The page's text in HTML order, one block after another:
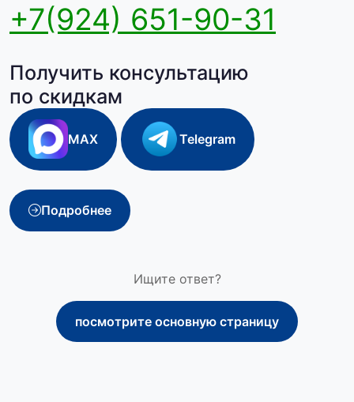
+7(924) 651-90-31
Получить консультацию
по скидкам
MAX Telegram
Подробнее
Ищите ответ?
посмотрите основную страницу